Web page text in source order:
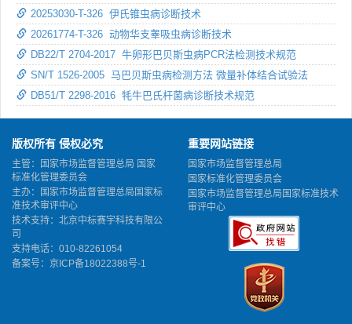
20253030-T-326 伊氏锥虫病诊断技术
20261774-T-326 动物华支睾吸虫病诊断技术
DB22/T 2704-2017 牛卵形巴贝斯虫病PCR法检测技术规范
SN/T 1526-2005 马巴贝斯虫病检测方法 微量补体结合试验法
DB51/T 2298-2016 牦牛巴氏杆菌病诊断技术规范
版权所有 侵权必究
主管：国家市场监督管理总局 国家
标准化管理委员会
主办：国家市场监督管理总局国家标
准技术审评中心
技术支持：北京中标赛宇科技有限公
司
支持电话：010-82261054
备案号： 京ICP备18022388号-1
重要网站链接
国家市场监督管理总局
国家标准化管理委员会
国家市场监督管理总局国家标准技术
审评中心